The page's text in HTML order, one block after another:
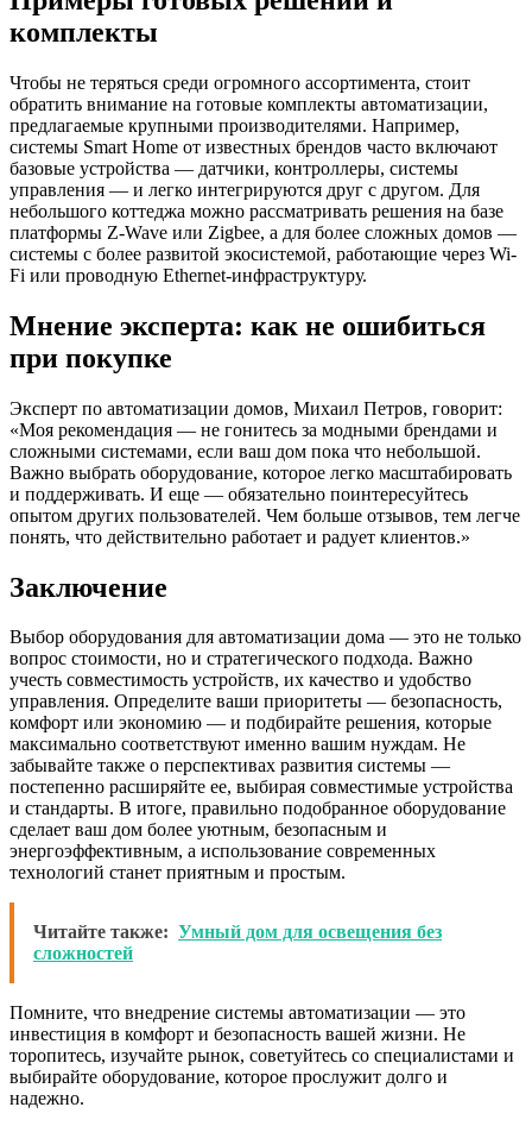
комплекты
Чтобы не теряться среди огромного ассортимента, стоит
обратить внимание на готовые комплекты автоматизации,
предлагаемые крупными производителями. Например,
системы Smart Home от известных брендов часто включают
базовые устройства — датчики, контроллеры, системы
управления — и легко интегрируются друг с другом. Для
небольшого коттеджа можно рассматривать решения на базе
платформы Z-Wave или Zigbee, а для более сложных домов —
системы с более развитой экосистемой, работающие через Wi-
Fi или проводную Ethernet-инфраструктуру.
Мнение эксперта: как не ошибиться
при покупке
Эксперт по автоматизации домов, Михаил Петров, говорит:
«Моя рекомендация — не гонитесь за модными брендами и
сложными системами, если ваш дом пока что небольшой.
Важно выбрать оборудование, которое легко масштабировать
и поддерживать. И еще — обязательно поинтересуйтесь
опытом других пользователей. Чем больше отзывов, тем легче
понять, что действительно работает и радует клиентов.»
Заключение
Выбор оборудования для автоматизации дома — это не только
вопрос стоимости, но и стратегического подхода. Важно
учесть совместимость устройств, их качество и удобство
управления. Определите ваши приоритеты — безопасность,
комфорт или экономию — и подбирайте решения, которые
максимально соответствуют именно вашим нуждам. Не
забывайте также о перспективах развития системы —
постепенно расширяйте ее, выбирая совместимые устройства
и стандарты. В итоге, правильно подобранное оборудование
сделает ваш дом более уютным, безопасным и
энергоэффективным, а использование современных
технологий станет приятным и простым.
Читайте также: Умный дом для освещения без
сложностей
Помните, что внедрение системы автоматизации — это
инвестиция в комфорт и безопасность вашей жизни. Не
торопитесь, изучайте рынок, советуйтесь со специалистами и
выбирайте оборудование, которое прослужит долго и
надежно.